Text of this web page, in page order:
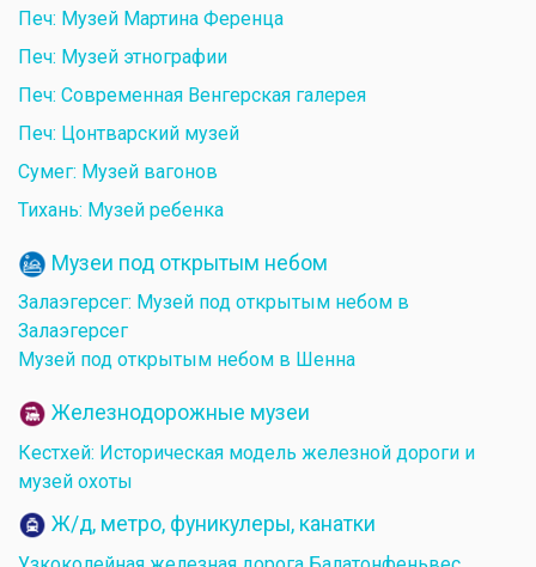
Печ: Музей Мартина Ференца
Печ: Музей этнографии
Печ: Современная Венгерская галерея
Печ: Цонтварский музей
Сумег: Музей вагонов
Тихань: Музей ребенка
Музеи под открытым небом
Залаэгерсег: Музей под открытым небом в
Залаэгерсег
Музей под открытым небом в Шенна
Железнодорожные музеи
Кестхей: Историческая модель железной дороги и
музей охоты
Ж/д, метро, фуникулеры, канатки